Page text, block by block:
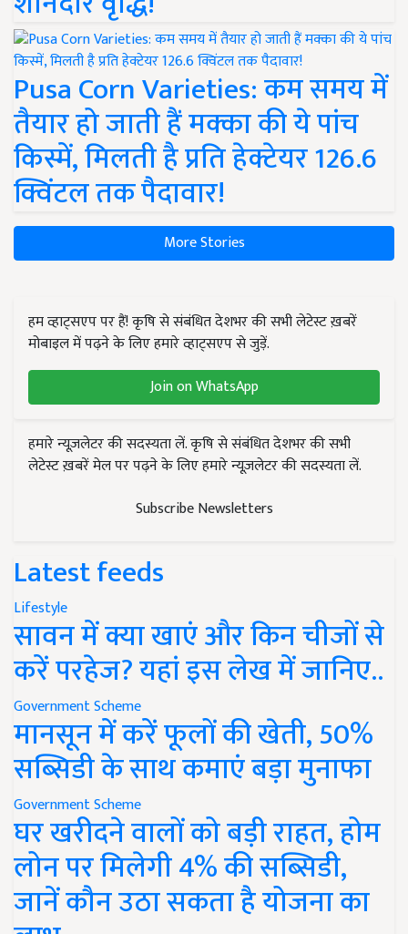
Pusa Corn Varieties: कम समय में
तैयार हो जाती हैं मक्का की ये पांच
किस्में, मिलती है प्रति हेक्टेयर 126.6
क्विंटल तक पैदावार!
More Stories
हम व्हाट्सएप पर हैं! कृषि से संबंधित देशभर की सभी लेटेस्ट ख़बरें
मोबाइल में पढ़ने के लिए हमारे व्हाट्सएप से जुड़ें.
Join on WhatsApp
हमारे न्यूज़लेटर की सदस्यता लें. कृषि से संबंधित देशभर की सभी
लेटेस्ट ख़बरें मेल पर पढ़ने के लिए हमारे न्यूज़लेटर की सदस्यता लें.
Subscribe Newsletters
Latest feeds
Lifestyle
सावन में क्या खाएं और किन चीजों से
करें परहेज? यहां इस लेख में जानिए..
Government Scheme
मानसून में करें फूलों की खेती, 50%
सब्सिडी के साथ कमाएं बड़ा मुनाफा
Government Scheme
घर खरीदने वालों को बड़ी राहत, होम
लोन पर मिलेगी 4% की सब्सिडी,
जानें कौन उठा सकता है योजना का